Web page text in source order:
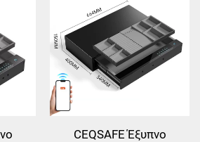
CEQSAFE Έξυπνο